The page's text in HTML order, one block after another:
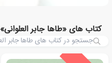
کتاب های «طاها جابر العلوانی»